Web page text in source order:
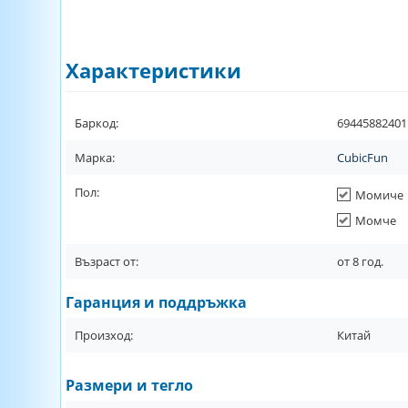
Характеристики
Баркод:
Марка: CubicFun
Пол:
Момиче
Момче
Възраст от: от8 год.
Гаранция и поддръжка
Произход: Китай
Размери и тегло